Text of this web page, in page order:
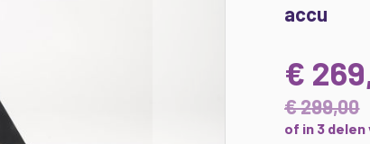
accu
€
€ 299,00
of in 3 delen